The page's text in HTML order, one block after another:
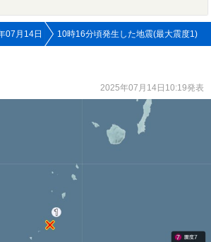
07月14日 10時16分頃発生した地震(最大震度1)
2025年07月14日10:19発表